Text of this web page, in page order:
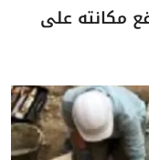
مكانته على